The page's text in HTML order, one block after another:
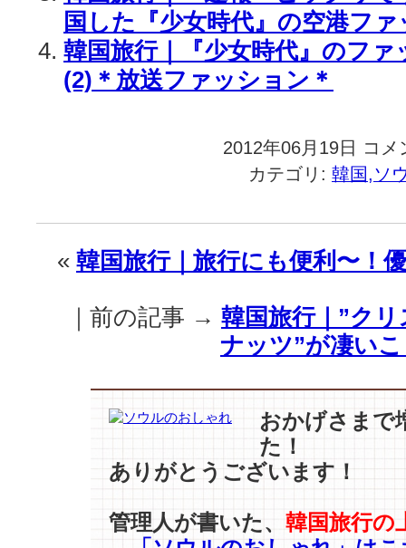
国した『少女時代』の空港フ
韓国旅行｜『少女時代』のフ
(2)＊放送ファッション＊
2012年06月19日
韓
国
旅
｜
ん
揃
い？
を
ド
ル
コメ
カテゴリ: 韓国,ソ
« 韓国旅行｜旅行にも便利〜！
｜前の記事 → 韓国旅行｜”ク
ナッツ”が凄い
おかげさまで
た！
ありがとうございます！
管理人が書いた、 韓国旅行の